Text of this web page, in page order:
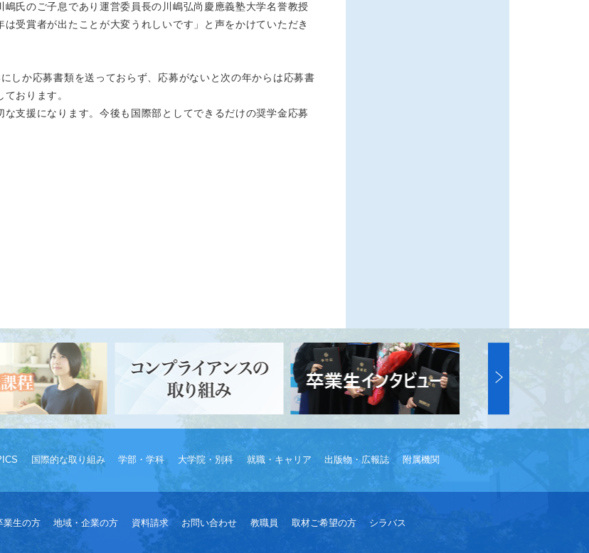
氏のご子息であり運営委員長の川嶋弘尚慶應義塾大学名誉教授
受賞者が出たことが大変うれしいです」と声をかけていただき
か応募書類を送っておらず、応募がないと次の年からは応募書
おります。
支援になります。今後も国際部としてできるだけの奨学金応募
国際的な取り組み 学部・学科 大学院・別科 就職・キャリア 出版物・広報誌 附属機関
業生の方 地域・企業の方 資料請求 お問い合わせ 教職員 取材ご希望の方 シラバス